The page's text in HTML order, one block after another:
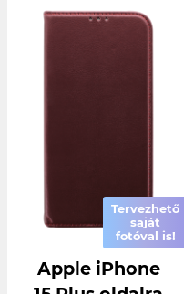
Tervezhető
saját
fotóval is!
Apple iPhone